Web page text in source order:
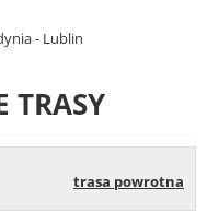
- Lublin
TRASY
trasa powrotna